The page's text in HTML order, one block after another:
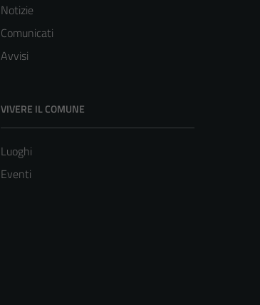
Notizie
Comunicati
Avvisi
VIVERE IL COMUNE
Luoghi
Eventi